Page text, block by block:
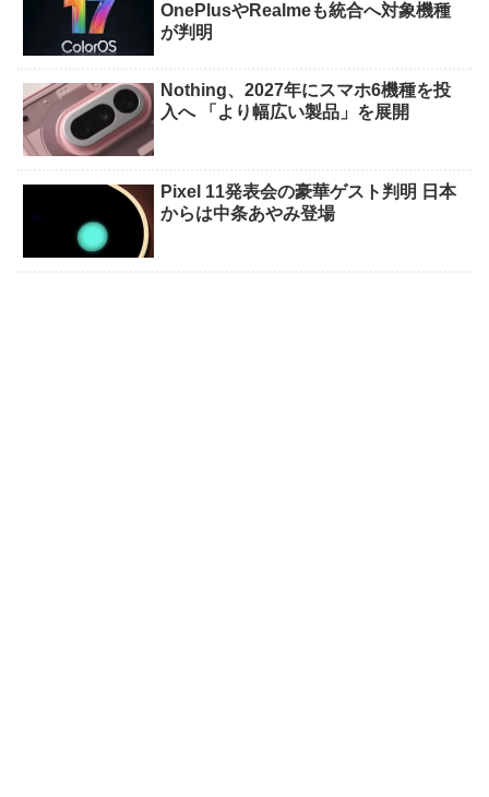
OnePlusやRealmeも統合へ対象機種
が判明
Nothing、2027年にスマホ6機種を投
入へ 「より幅広い製品」を展開
Pixel 11発表会の豪華ゲスト判明 日本
からは中条あやみ登場